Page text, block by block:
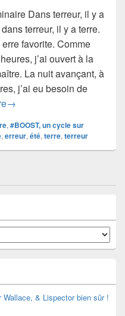
Dans terreur, il y a
terreur, il y a terre.
favorite. Comme
j’ai ouvert à la
La nuit avançant, à
j’ai eu besoin de
#boost #01 | nuit d’été (le
→
, #BOOST, un cycle sur
, erreur, été, terre, terreur
& Lispector bien sûr !